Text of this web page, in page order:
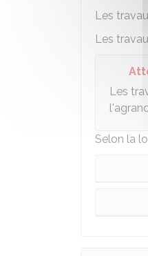
Les
Les
Les
Selon la